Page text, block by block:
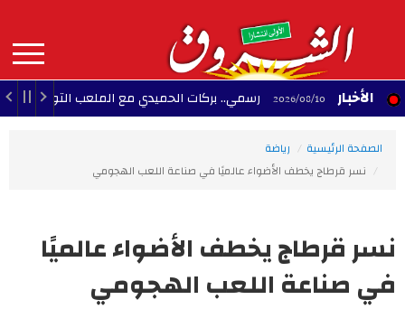
contenu
principal
MAIN
NAVIGATION الأخبار 20:49 - رسمي.. بركات الحميدي مع الملعب التونسي إلى غاية 2029
الصفحة الرئيسية
رياضة
نسر قرطاج يخطف الأضواء عالميًا في صناعة اللعب الهجومي
نسر قرطاج يخطف الأضواء عالميًا
في صناعة اللعب الهجومي